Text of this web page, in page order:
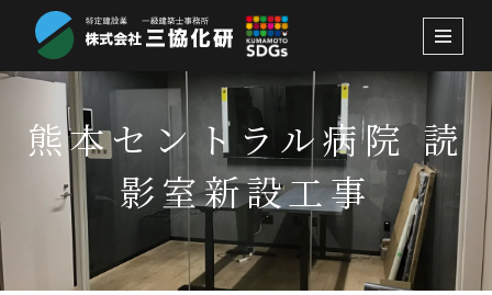
ン
ン
ツ
熊本セントラル病院 読
影室新設工事